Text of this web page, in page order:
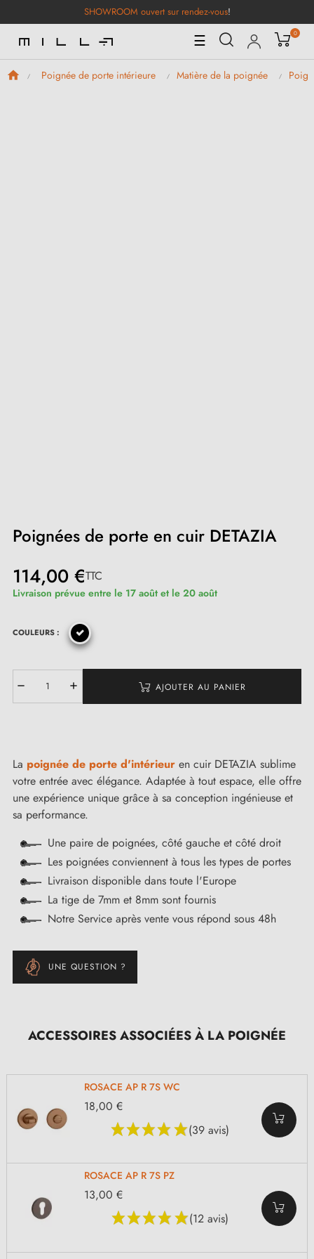
SHOWROOM ouvert sur rendez-vous!
Basculer
la
navigation
☰ 0
Poignée de porte intérieure Matière de la poignée
Poignées de porte en cuir DETAZIA
114,00 €TTC
Livraison prévue entre le 17 août et le 20 août
COULEURS :
AJOUTER AU PANIER
La poignée de porte d'intérieur en cuir DETAZIA sublime
votre entrée avec élégance. Adaptée à tout espace, elle offre
une expérience unique grâce à sa conception ingénieuse et
sa performance.
Une paire de poignées, côté gauche et côté droit
Les poignées conviennent à tous les types de portes
Livraison disponible dans toute l'Europe
La tige de 7mm et 8mm sont fournis
Notre Service après vente vous répond sous 48h
UNE QUESTION ?
ACCESSOIRES ASSOCIÉES À LA POIGNÉE
ROSACE AP R 7S WC
(39 avis)
18,00 €
ROSACE AP R 7S PZ
(12 avis)
13,00 €